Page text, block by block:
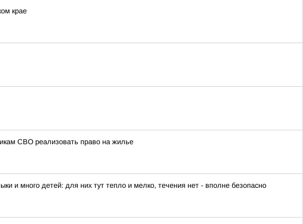
крае
СВО реализовать право на жилье
и много детей: для них тут тепло и мелко, течения нет - вполне безопасно